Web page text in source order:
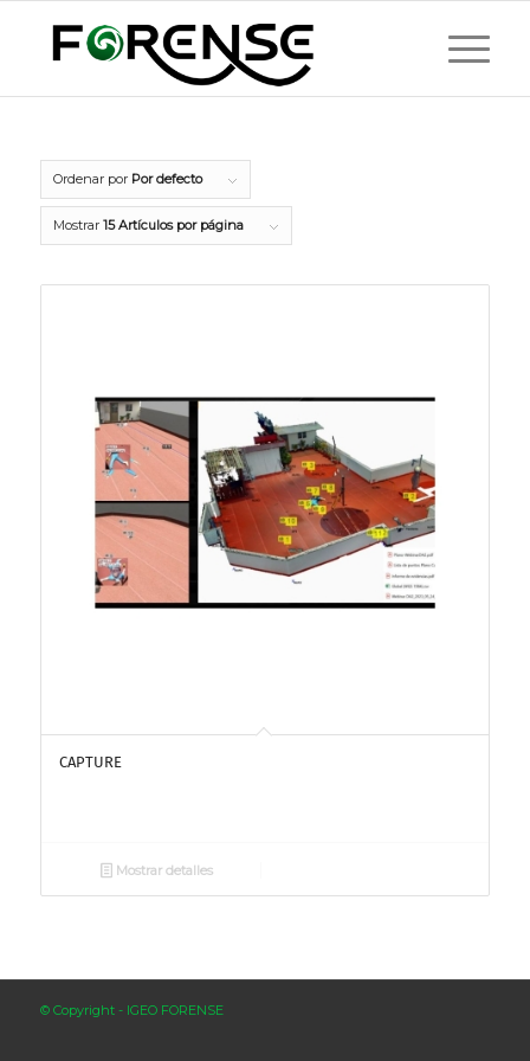
Ordenar por Por defecto
Mostrar 15 Artículos por página
CAPTURE
Mostrar detalles
© Copyright - IGEO FORENSE